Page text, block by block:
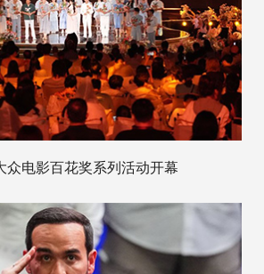
众电影百花奖系列活动开幕